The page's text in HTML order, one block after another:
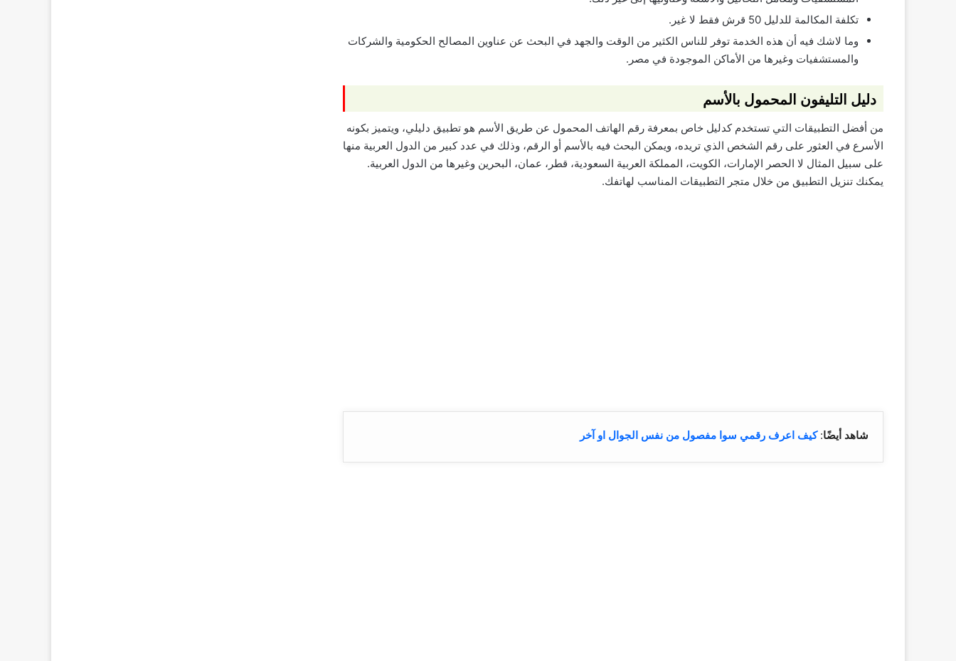
تكلفة المكالمة للدليل 50 قرش فقط لا غير.
وما لاشك فيه أن هذه الخدمة توفر للناس الكثير من الوقت والجهد في البحث عن عناوين المصالح الحكومية والشركات
والمستشفيات وغيرها من الأماكن الموجودة في مصر.
دليل التليفون المحمول بالأسم
من أفضل التطبيقات التي تستخدم كدليل خاص بمعرفة رقم الهاتف المحمول عن طريق الأسم هو تطبيق دليلي، ويتميز بكونه
الأسرع في العثور على رقم الشخص الذي تريده، ويمكن البحث فيه بالأسم أو الرقم، وذلك في عدد كبير من الدول العربية منها
على سبيل المثال لا الحصر الإمارات، الكويت، المملكة العربية السعودية، قطر، عمان، البحرين وغيرها من الدول العربية.
يمكنك تنزيل التطبيق من خلال متجر التطبيقات المناسب لهاتفك.
شاهد أيضًا:كيف اعرف رقمي سوا مفصول من نفس الجوال او آخر